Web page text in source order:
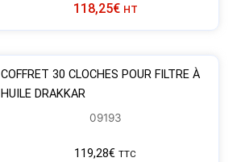
118,25€ HT
COFFRET 30 CLOCHES POUR FILTRE À
HUILE DRAKKAR
09193
119,28€ TTC